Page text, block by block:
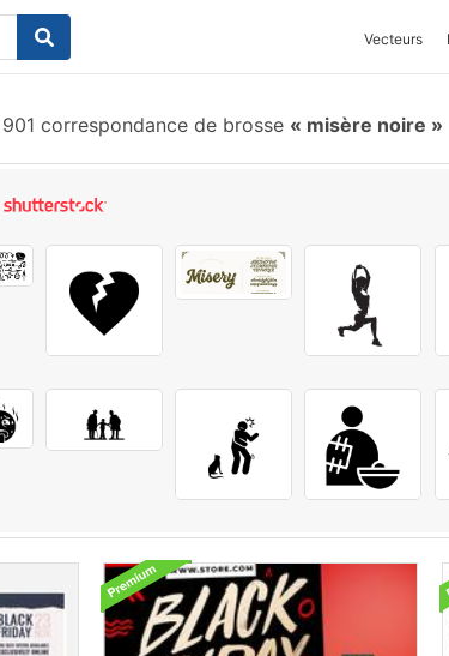
Vecteurs
901 correspondance de brosse misère noire